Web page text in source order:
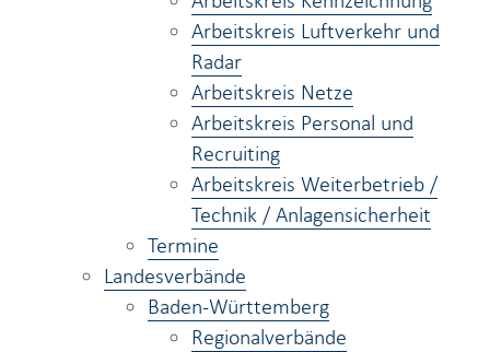
Arbeitskreis Luftverkehr und
Radar
Arbeitskreis Netze
Arbeitskreis Personal und
Recruiting
Arbeitskreis Weiterbetrieb /
Technik / Anlagensicherheit
Termine
Landesverbände
Baden-Württemberg
Regionalverbände